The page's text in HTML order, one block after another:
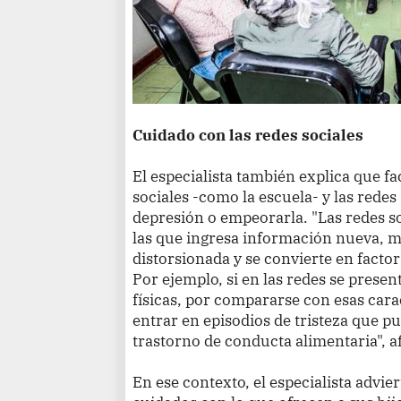
Cuidado con las redes sociales
El especialista también explica que
sociales -como la escuela- y las
depresión o empeorarla. "Las redes
las que ingresa información nueva,
distorsionada y se convierte en
Por ejemplo, si en las redes se
físicas, por compararse con esas
entrar en episodios de tristeza que
trastorno de conducta alimentaria",
En ese contexto, el especialista